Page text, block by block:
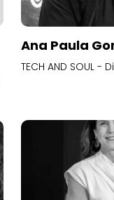
Ana Paula
TECH AND SOUL